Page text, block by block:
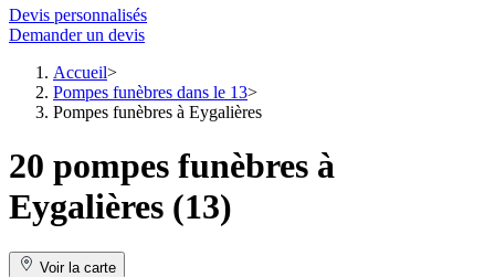
Devis personnalisés
Demander un devis
Accueil
Pompes funèbres dans le 13
Pompes funèbres à Eygalières
20 pompes funèbres à
Eygalières (13)
Voir la carte